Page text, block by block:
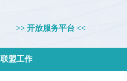
联盟工作
>> 开放服务平台 <<